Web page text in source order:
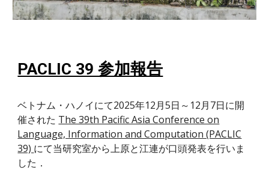
PACLIC 39 参加報告
ベトナム・ハノイにて2025年12月5日～12月7日に開
催された The 39th Pacific Asia Conference on
Language, Information and Computation (PACLIC
39) にて当研究室から上原と江連が口頭発表を行いま
した．